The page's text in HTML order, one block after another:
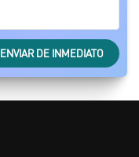
ENVIAR DE INMEDIATO